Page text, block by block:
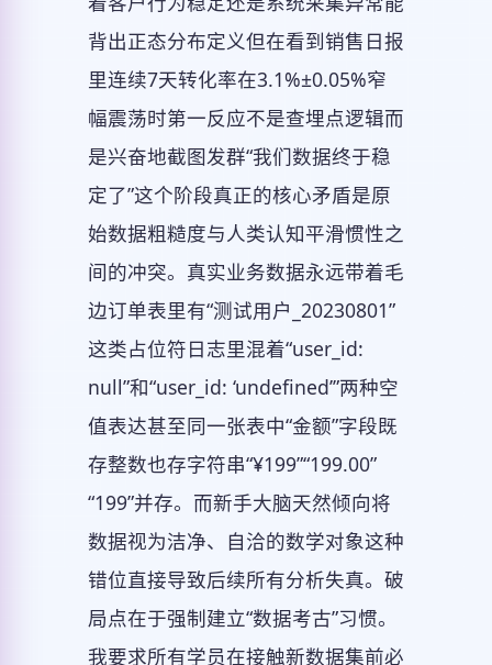
背出正态分布定义但在看到销售日报
里连续7天转化率在3.1%±0.05%窄
幅震荡时第一反应不是查埋点逻辑而
是兴奋地截图发群“我们数据终于稳
定了”这个阶段真正的核心矛盾是原
始数据粗糙度与人类认知平滑惯性之
间的冲突。真实业务数据永远带着毛
边订单表里有“测试用户_20230801”
这类占位符日志里混着“user_id:
null”和“user_id: ‘undefined’”两种空
值表达甚至同一张表中“金额”字段既
存整数也存字符串“¥199”“199.00”
“199”并存。而新手大脑天然倾向将
数据视为洁净、自洽的数学对象这种
错位直接导致后续所有分析失真。破
局点在于强制建立“数据考古”习惯。
我要求所有学员在接触新数据集前必